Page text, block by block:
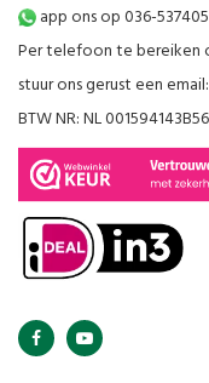
app ons op 036-
Per telefoon te bereiken
stuur ons gerust een email:
BTW NR: NL